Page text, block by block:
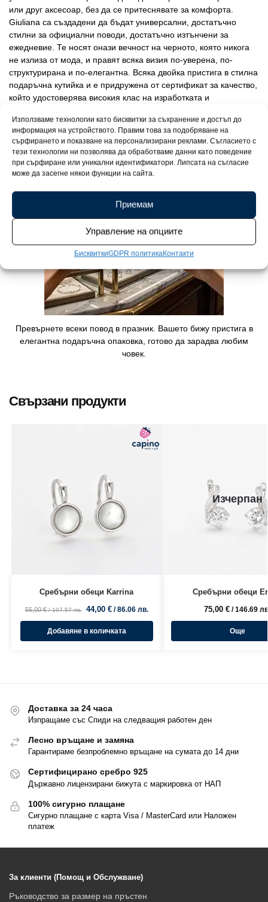
Използваме технологии като бисквитки за съхранение и достъп до
информация на устройството. Правим това за подобряване на
сърфирането и показване на персонализирани реклами. Съгласието с
тези технологии ни позволява да обработваме данни като поведение
при сърфиране или уникални идентификатори. Липсата на съгласие
може да засегне някои функции на сайта.
Приемам
Управление на опциите
БисквиткиGDPR политикаКонтакти
или друг аксесоар, без да се притеснявате за комфорта.
Giuliana са създадени да бъдат универсални, достатъчно
стилни за официални поводи, достатъчно изтънчени за
ежедневие. Те носят онази вечност на черното, която никога
не излиза от мода, и правят всяка визия по-уверена, по-
структурирана и по-елегантна. Всяка двойка пристига в стилна
подаръчна кутийка и е придружена от сертификат за качество,
който удостоверява високия клас на изработката и
Превърнете всеки повод в празник. Вашето бижу пристига в
елегантна подаръчна опаковка, готово да зарадва любим
човек.
Свързани продукти
Сребърни обеци Karrina
55,00€ / 107.57 лв. 44,00 € / 86.06 лв.
Добавяне в количката
Изчерпан
Сребърни обеци
75,00€ / 146.69
Още
Доставка за 24 часа
Изпращаме със Спиди на следващия работен ден
Лесно връщане и замяна
Гарантираме безпроблемно връщане на сумата до 14 дни
Сертифицирано сребро 925
Държавно лицензирани бижута с маркировка от НАП
100% сигурно плащане
Сигурно плащане с карта Visa / MasterCard или Наложен
платеж
За клиенти (Помощ и Обслужване)
Ръководство за размер на пръстен